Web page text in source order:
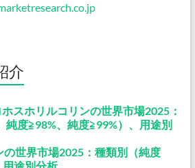
介
スホリルコリンの世界市場2025：
純度≧98%、純度≧99%）、用途別
世界市場2025：種類別（純度